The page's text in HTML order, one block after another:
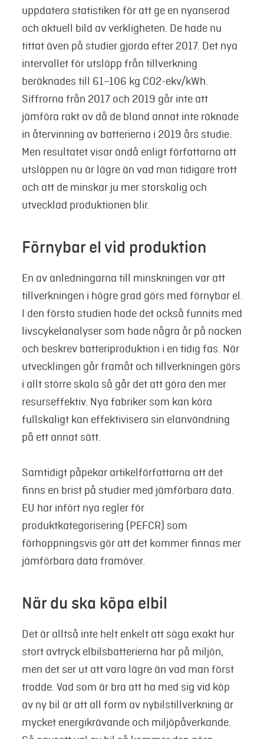
uppdatera statistiken för att ge en nyanserad
och aktuell bild av verkligheten. De hade nu
tittat även på studier gjorda efter 2017. Det nya
intervallet för utsläpp från tillverkning
beräknades till 61–106 kg CO2-ekv/kWh.
Siffrorna från 2017 och 2019 går inte att
jämföra rakt av då de bland annat inte räknade
in återvinning av batterierna i 2019 års studie.
Men resultatet visar ändå enligt författarna att
utsläppen nu är lägre än vad man tidigare trott
och att de minskar ju mer storskalig och
utvecklad produktionen blir.
Förnybar el vid produktion
En av anledningarna till minskningen var att
tillverkningen i högre grad görs med förnybar el.
I den första studien hade det också funnits med
livscykelanalyser som hade några år på nacken
och beskrev batteriproduktion i en tidig fas. När
utvecklingen går framåt och tillverkningen görs
i allt större skala så går det att göra den mer
resurseffektiv. Nya fabriker som kan köra
fullskaligt kan effektivisera sin elanvändning
på ett annat sätt.
Samtidigt påpekar artikelförfattarna att det
finns en brist på studier med jämförbara data.
EU har infört nya regler för
produktkategorisering (PEFCR) som
förhoppningsvis gör att det kommer finnas mer
jämförbara data framöver.
När du ska köpa elbil
Det är alltså inte helt enkelt att säga exakt hur
stort avtryck elbilsbatterierna har på miljön,
men det ser ut att vara lägre än vad man först
trodde. Vad som är bra att ha med sig vid köp
av ny bil är att all form av nybilstillverkning är
mycket energikrävande och miljöpåverkande.